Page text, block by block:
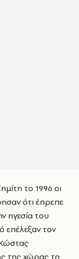
το 1996 οι
ότι έπρεπε
ηγεσία του
επέλεξαν τον
της χώρας το